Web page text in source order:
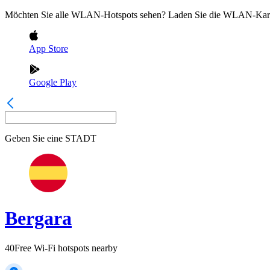
Möchten Sie alle WLAN-Hotspots sehen? Laden Sie die WLAN-
App Store
Google Play
Geben Sie eine STADT
Bergara
40Free Wi-Fi hotspots nearby